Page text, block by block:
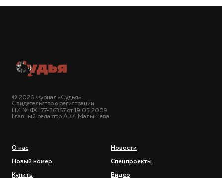
© 2026 Журнал «Судья»
Свидетельство о регистрации
ПИ № ФС 77-36367 от 19.05.2009
Главный редактор А.Ж. Малышева
О нас
Новый номер
Купить
Новости
Спецпроекты
Видео